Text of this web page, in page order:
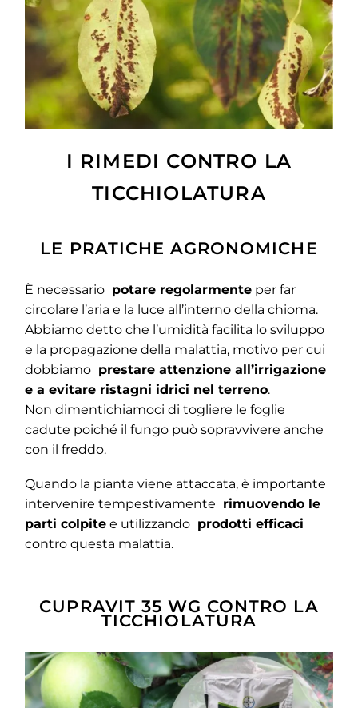
I RIMEDI CONTRO LA
TICCHIOLATURA
LE PRATICHE AGRONOMICHE
È necessario potare regolarmente per far
circolare l’aria e la luce all’interno della chioma.
Abbiamo detto che l’umidità facilita lo sviluppo
e la propagazione della malattia, motivo per cui
dobbiamo prestare attenzione all’irrigazione
e a evitare ristagni idrici nel terreno.
Non dimentichiamoci di togliere le foglie
cadute poiché il fungo può sopravvivere anche
con il freddo.
Quando la pianta viene attaccata, è importante
intervenire tempestivamente rimuovendo le
parti colpite e utilizzando prodotti efficaci
contro questa malattia.
CUPRAVIT 35 WG CONTRO LA
TICCHIOLATURA